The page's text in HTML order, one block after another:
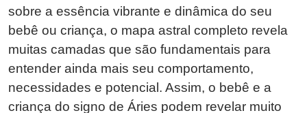
sobre a essência vibrante e dinâmica do seu
bebê ou criança, o mapa astral completo revela
muitas camadas que são fundamentais para
entender ainda mais seu comportamento,
necessidades e potencial. Assim, o bebê e a
criança do signo de Áries podem revelar muito